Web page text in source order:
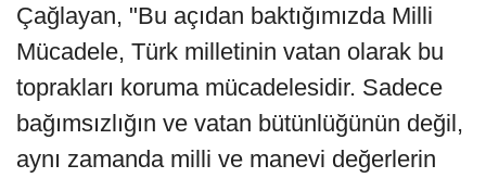
Çağlayan, "Bu açıdan baktığımızda Milli
Mücadele, Türk milletinin vatan olarak bu
toprakları koruma mücadelesidir. Sadece
bağımsızlığın ve vatan bütünlüğünün değil,
aynı zamanda milli ve manevi değerlerin